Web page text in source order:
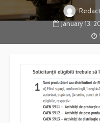
January 13,